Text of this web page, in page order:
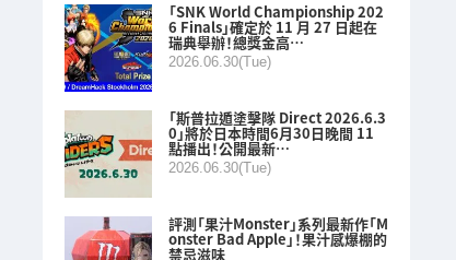
「SNK World Championship 202
6 Finals」確定於 11 月 27 日起在
瑞典舉辦！總獎金高…
2026.06.30(Tue)
「斯普拉遁塗擊隊 Direct 2026.6.3
0」將於日本時間6月30日晚間 11
點播出！公開最新…
2026.06.30(Tue)
評測「果汁Monster」系列最新作「M
onster Bad Apple」！果汁感爆棚的
禁忌滋味